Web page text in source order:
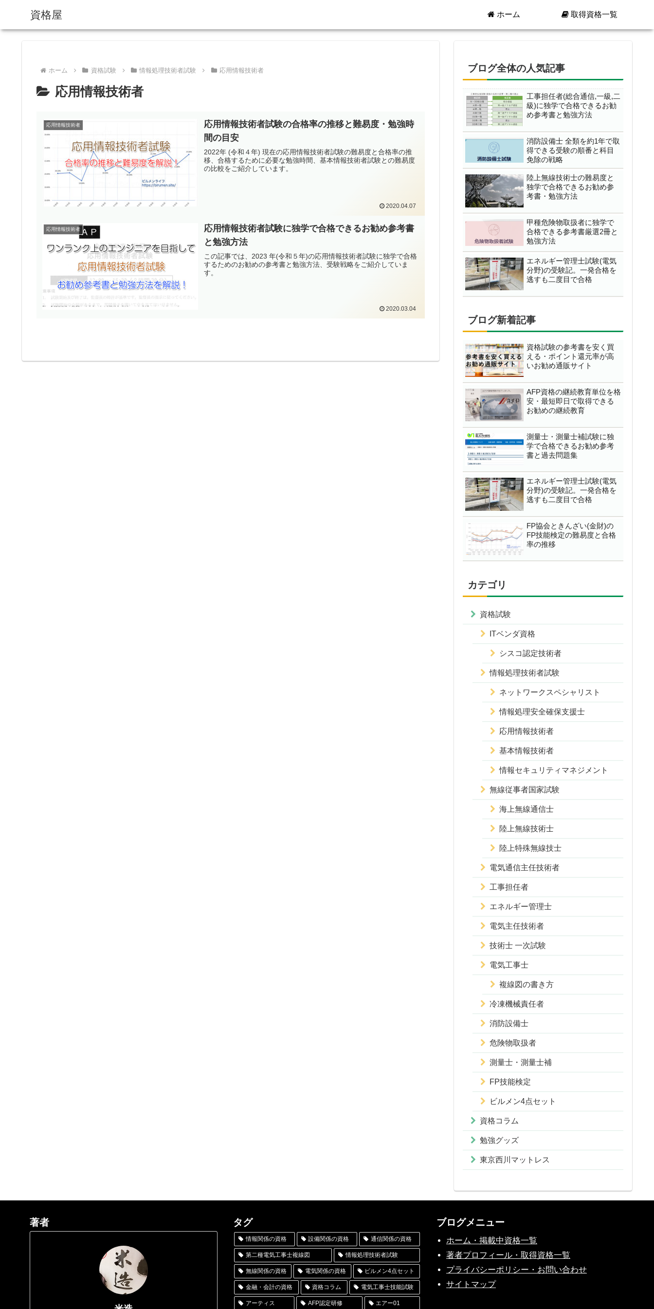
資格屋 ホーム 取得資格一覧
ホーム 資格試験 情報処理技術者試験 応用情報技術者
応用情報技術者
応用情報技術者
応用情報技術者試験の合格率の推移と難易度・勉強時
間の目安
2022年 (令和４年) 現在の応用情報技術者試験の難易度と合格率の推
移、合格するために必要な勉強時間、基本情報技術者試験との難易度
の比較をご紹介しています。
2020.04.07
応用情報技術者
応用情報技術者試験に独学で合格できるお勧め参考書
と勉強方法
この記事では、2023 年(令和５年)の応用情報技術者試験に独学で合格
するためのお勧めの参考書と勉強方法、受験戦略をご紹介していま
す。
2020.03.04
ブログ全体の人気記事
工事担任者(総合通信,一級,二
級)に独学で合格できるお勧
め参考書と勉強方法
消防設備士 全類を約1年で取
得できる受験の順番と科目
免除の戦略
陸上無線技術士の難易度と
独学で合格できるお勧め参
考書・勉強方法
甲種危険物取扱者に独学で
合格できる参考書厳選2冊と
勉強方法
エネルギー管理士試験(電気
分野)の受験記。一発合格を
逃すも二度目で合格
ブログ新着記事
資格試験の参考書を安く買
える・ポイント還元率が高
いお勧め通販サイト
AFP資格の継続教育単位を格
安・最短即日で取得できる
お勧めの継続教育
測量士・測量士補試験に独
学で合格できるお勧め参考
書と過去問題集
エネルギー管理士試験(電気
分野)の受験記。一発合格を
逃すも二度目で合格
FP協会ときんざい(金財)の
FP技能検定の難易度と合格
率の推移
カテゴリ
資格試験
ITベンダ資格
シスコ認定技術者
情報処理技術者試験
ネットワークスペシャリスト
情報処理安全確保支援士
応用情報技術者
基本情報技術者
情報セキュリティマネジメント
無線従事者国家試験
海上無線通信士
陸上無線技術士
陸上特殊無線技士
電気通信主任技術者
工事担任者
エネルギー管理士
電気主任技術者
技術士 一次試験
電気工事士
複線図の書き方
冷凍機械責任者
消防設備士
危険物取扱者
測量士・測量士補
FP技能検定
ビルメン4点セット
資格コラム
勉強グッズ
東京西川マットレス
著者 タグ
情報関係の資格 設備関係の資格 通信関係の資格
第二種電気工事士複線図 情報処理技術者試験
無線関係の資格 電気関係の資格 ビルメン4点セット
金融・会計の資格 資格コラム 電気工事士技能試験
アーティス AFP認定研修 エアー01
ブログメニュー
ホーム・掲載中資格一覧
著者プロフィール・取得資格一覧
プライバシーポリシー・お問い合わせ
サイトマップ